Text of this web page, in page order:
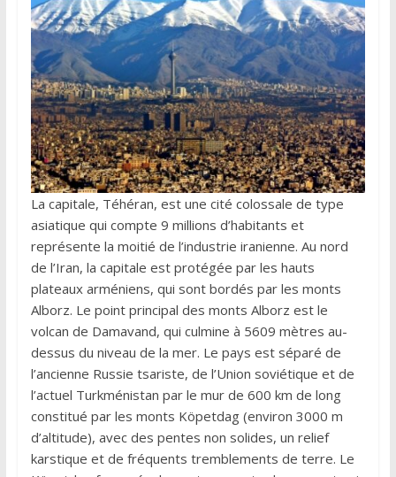
La capitale, Téhéran, est une cité colossale de type
asiatique qui compte 9 millions d’habitants et
représente la moitié de l’industrie iranienne. Au nord
de l’Iran, la capitale est protégée par les hauts
plateaux arméniens, qui sont bordés par les monts
Alborz. Le point principal des monts Alborz est le
volcan de Damavand, qui culmine à 5609 mètres au-
dessus du niveau de la mer. Le pays est séparé de
l’ancienne Russie tsariste, de l’Union soviétique et de
l’actuel Turkménistan par le mur de 600 km de long
constitué par les monts Köpetdag (environ 3000 m
d’altitude), avec des pentes non solides, un relief
karstique et de fréquents tremblements de terre. Le